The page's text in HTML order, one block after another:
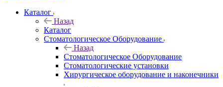
Каталог
Назад
Каталог
Стоматологическое Оборудование
Назад
Стоматологическое Оборудование
Стоматологические установки
Хирургическое оборудование и наконечники